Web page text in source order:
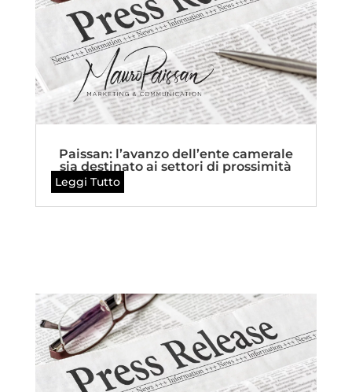
Paissan: l’avanzo dell’ente camerale
sia destinato ai settori di prossimità
Leggi Tutto